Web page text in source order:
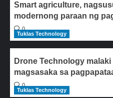
Smart agriculture,
modernong paraan ng
0
Tuklas Technology
Drone Technology
magsasaka sa
0
Tuklas Technology